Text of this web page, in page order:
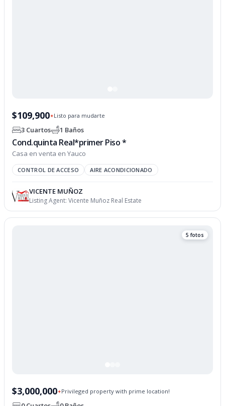
$109,900✦Listo para mudarte
3 Cuartos 1 Baños
Cond.quinta Real*primer Piso *
Casa en venta en Yauco
CONTROL DE ACCESO AIRE ACONDICIONADO
VICENTE MUÑOZ
Listing Agent:Vicente Muñoz Real Estate
5 fotos
$3,000,000✦Privileged property with prime location!